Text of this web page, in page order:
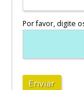
Por favor, digite
Enviar